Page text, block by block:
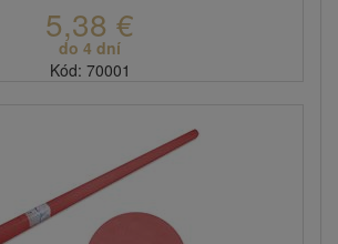
5,38 €
do 4 dní
Kód: 70001